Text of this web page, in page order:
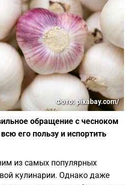
Фото: pixabay.com/
обращение с чесноком
его пользу и испортить
из самых популярных
кулинарии. Однако даже